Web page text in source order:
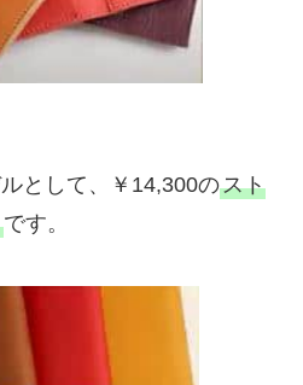
として、￥14,300のスト
です。